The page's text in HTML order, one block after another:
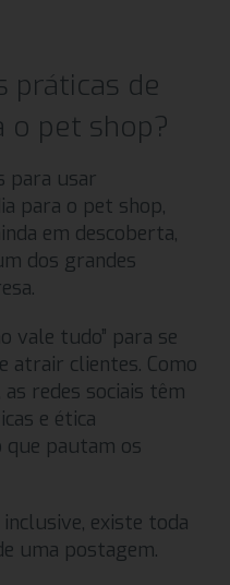
práticas de
o pet shop?
para usar
para o pet shop,
em descoberta,
dos grandes
vale tudo” para se
atrair clientes. Como
redes sociais têm
e ética
que pautam os
existe toda
uma postagem.